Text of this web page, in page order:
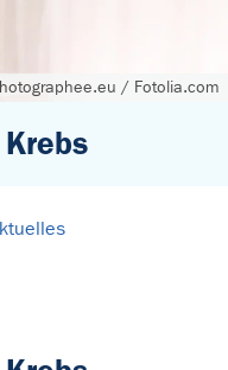
/ Fotolia.com